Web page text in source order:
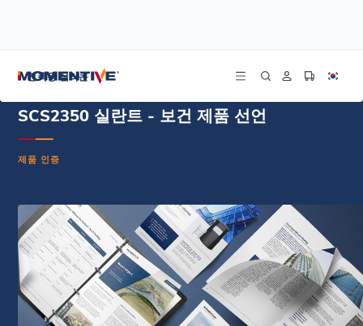
건축용 실리콘
SCS2350 실란트 - 보건 제품 선언
제품 인증